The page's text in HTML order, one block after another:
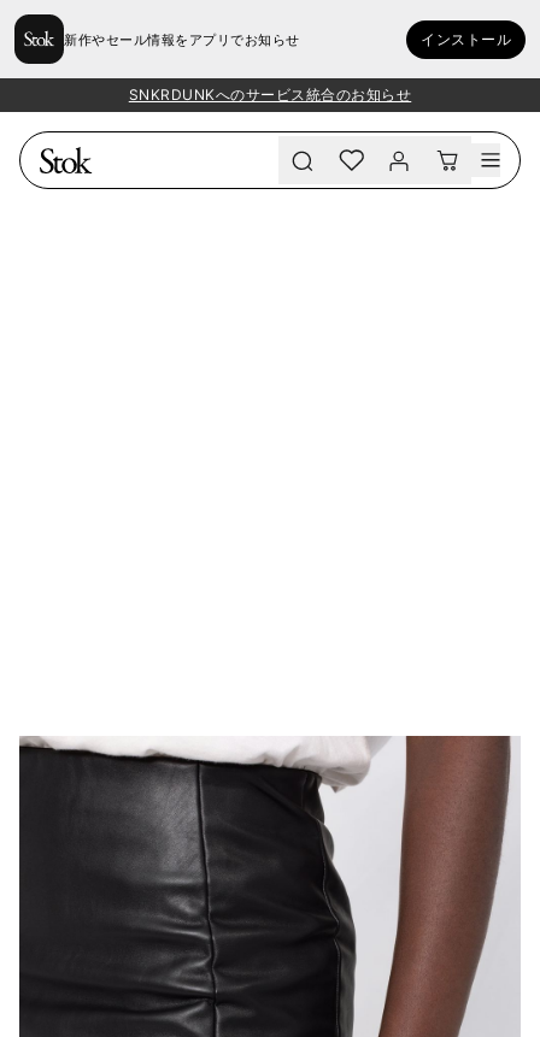
新作やセール情報をアプリでお知らせ インストール
SNKRDUNKへのサービス統合のお知らせ